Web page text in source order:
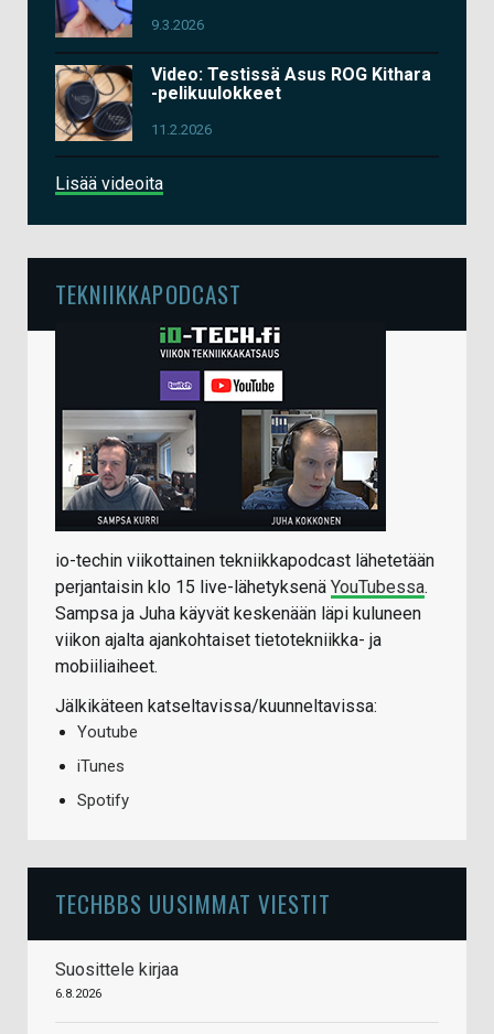
9.3.2026
Video: Testissä Asus ROG Kithara
-pelikuulokkeet
11.2.2026
Lisää videoita
TEKNIIKKAPODCAST
io-techin viikottainen tekniikkapodcast lähetetään
perjantaisin klo 15 live-lähetyksenä YouTubessa.
Sampsa ja Juha käyvät keskenään läpi kuluneen
viikon ajalta ajankohtaiset tietotekniikka- ja
mobiiliaiheet.
Jälkikäteen katseltavissa/kuunneltavissa:
Youtube
iTunes
Spotify
TECHBBS UUSIMMAT VIESTIT
Suosittele kirjaa
6.8.2026